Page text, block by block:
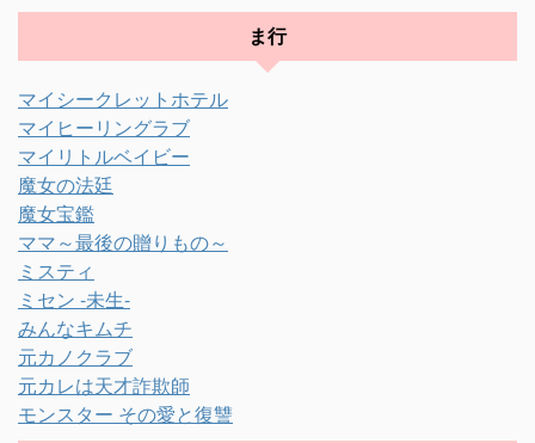
ま行
マイシークレットホテル
マイヒーリングラブ
マイリトルベイビー
魔女の法廷
魔女宝鑑
ママ～最後の贈りもの～
ミスティ
ミセン -未生-
みんなキムチ
元カノクラブ
元カレは天才詐欺師
モンスター その愛と復讐